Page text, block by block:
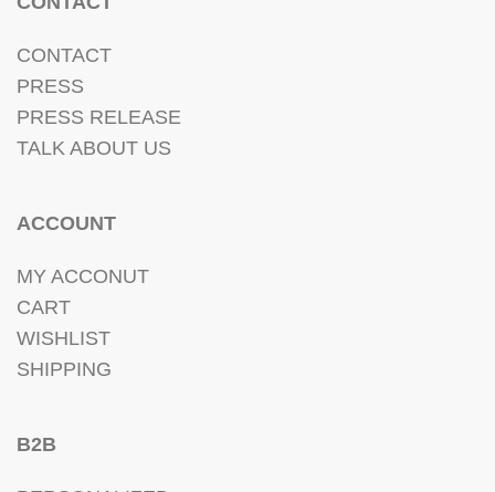
CONTACT
PRESS
PRESS RELEASE
TALK ABOUT US
ACCOUNT
MY ACCONUT
CART
WISHLIST
SHIPPING
B2B